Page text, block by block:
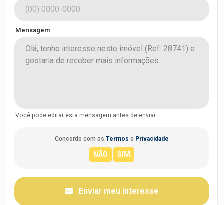
Mensagem
Você pode editar esta mensagem antes de enviar.
Concordo com os Termos e Privacidade
Enviar meu interesse